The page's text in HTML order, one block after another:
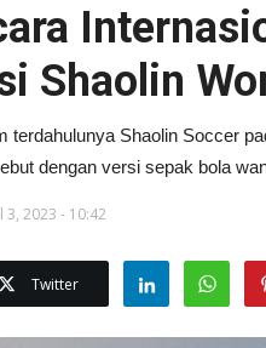
Shaolin
terdahulunya Shaolin Soccer
dengan versi sepak bola
3, 2023 - 10:42
Twitter